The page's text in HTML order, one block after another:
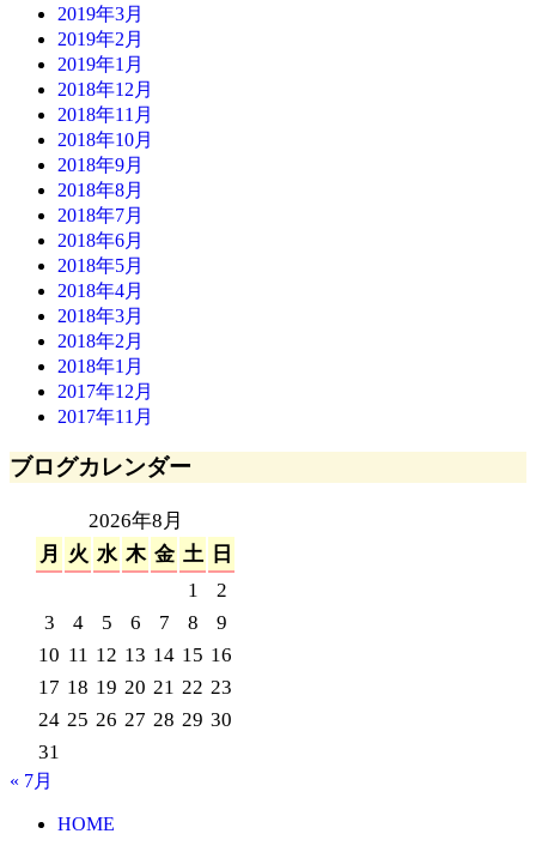
2019年3月
2019年2月
2019年1月
2018年12月
2018年11月
2018年10月
2018年9月
2018年8月
2018年7月
2018年6月
2018年5月
2018年4月
2018年3月
2018年2月
2018年1月
2017年12月
2017年11月
ブログカレンダー
2026年8月
月
火 水 木 金 土 日
1
2
3
4 5 6 7 8
9
10 11 12 13 14 15 16
17 18 19 20 21 22 23
24 25 26 27 28 29 30
31
« 7月
HOME